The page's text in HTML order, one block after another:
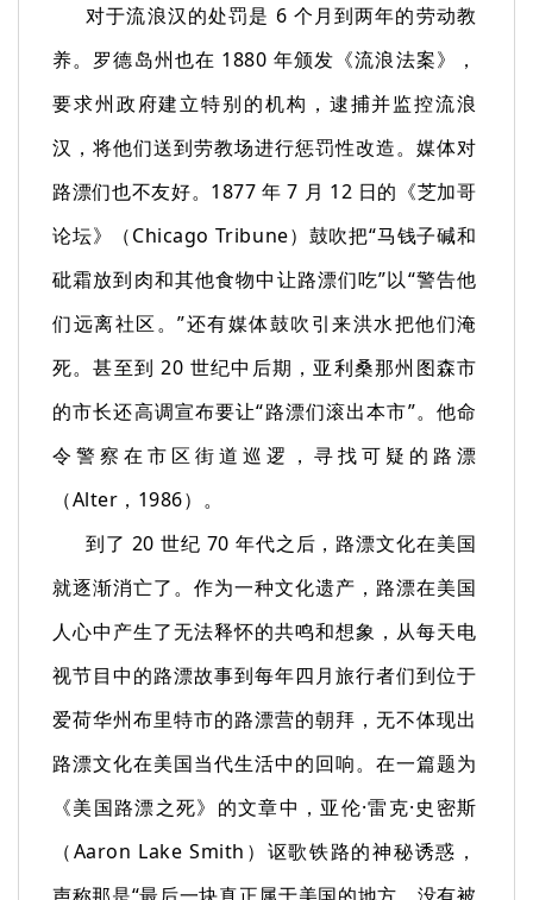
对于流浪汉的处罚是 6 个月到两年的劳动教
养。罗德岛州也在 1880 年颁发《流浪法案》，
要求州政府建立特别的机构，逮捕并监控流浪
汉，将他们送到劳教场进行惩罚性改造。媒体对
路漂们也不友好。1877 年 7 月 12 日的《芝加哥
论坛》（Chicago Tribune）鼓吹把“马钱子碱和
砒霜放到肉和其他食物中让路漂们吃”以“警告他
们远离社区。”还有媒体鼓吹引来洪水把他们淹
死。甚至到 20 世纪中后期，亚利桑那州图森市
的市长还高调宣布要让“路漂们滚出本市”。他命
令警察在市区街道巡逻，寻找可疑的路漂
（Alter，1986）。
到了 20 世纪 70 年代之后，路漂文化在美国
就逐渐消亡了。作为一种文化遗产，路漂在美国
人心中产生了无法释怀的共鸣和想象，从每天电
视节目中的路漂故事到每年四月旅行者们到位于
爱荷华州布里特市的路漂营的朝拜，无不体现出
路漂文化在美国当代生活中的回响。在一篇题为
《美国路漂之死》的文章中，亚伦·雷克·史密斯
（Aaron Lake Smith）讴歌铁路的神秘诱惑，